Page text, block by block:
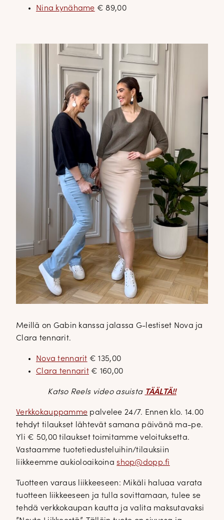
Nina kynähame € 89,00
Meillä on Gabin kanssa jalassa G-lestiset Nova ja
Clara tennarit.
Nova tennarit € 135,00
Clara tennarit€ 160,00
Katso Reels video asuista TÄÄLTÄ!!
Verkkokauppamme palvelee 24/7. Ennen klo. 14.00
tehdyt tilaukset lähtevät samana päivänä ma-pe.
Yli € 50,00 tilaukset toimitamme veloituksetta.
Vastaamme tuotetiedusteluihin/tilauksiin
liikkeemme aukioloaikoinashop@dopp.fi
Tuotteen varaus liikkeeseen: Mikäli haluaa varata
tuotteen liikkeeseen ja tulla sovittamaan, tulee se
tehdä verkkokaupan kautta ja valita maksutavaksi